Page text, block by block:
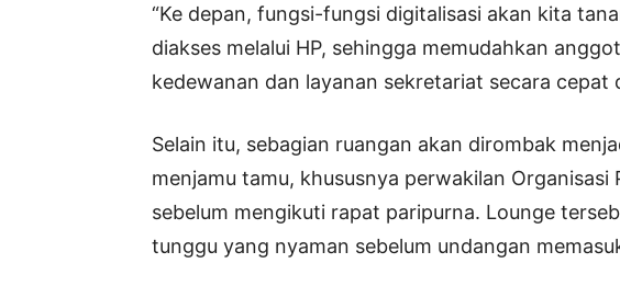
“Ke depan, fungsi-fungsi digitalisasi akan kita
diakses melalui HP, sehingga memudahkan
kedewanan dan layanan sekretariat secara cepat
Selain itu, sebagian ruangan akan dirombak
menjamu tamu, khususnya perwakilan Organisasi
sebelum mengikuti rapat paripurna. Lounge
tunggu yang nyaman sebelum undangan